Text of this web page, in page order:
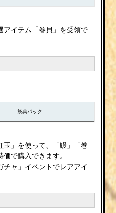
アイテム「巻貝」を受領で
祭典パック
」を使って、「鰻」「巻
で購入できます。
チャ」イベントでレアアイ